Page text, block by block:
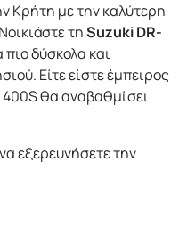
Κρήτη με την καλύτερη
τηSuzuki DR-
δύσκολα και
Είτε είστε έμπειρος
400S θα αναβαθμίσει
εξερευνήσετε την